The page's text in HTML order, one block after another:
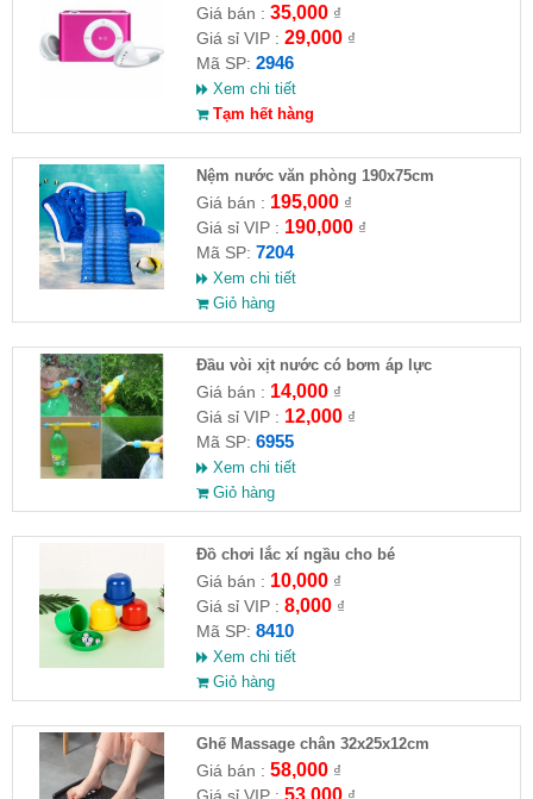
Giá bán : 35,000₫
Giá sỉ VIP : 29,000₫
Mã SP: 2946
Xem chi tiết
Tạm hết hàng
Nệm nước văn phòng 190x75cm
Giá bán : 195,000₫
Giá sỉ VIP : 190,000₫
Mã SP: 7204
Xem chi tiết
Giỏ hàng
Đầu vòi xịt nước có bơm áp lực
Giá bán : 14,000₫
Giá sỉ VIP : 12,000₫
Mã SP: 6955
Xem chi tiết
Giỏ hàng
Đồ chơi lắc xí ngầu cho bé
Giá bán : 10,000₫
Giá sỉ VIP : 8,000₫
Mã SP: 8410
Xem chi tiết
Giỏ hàng
Ghế Massage chân 32x25x12cm
Giá bán : 58,000₫
53,000